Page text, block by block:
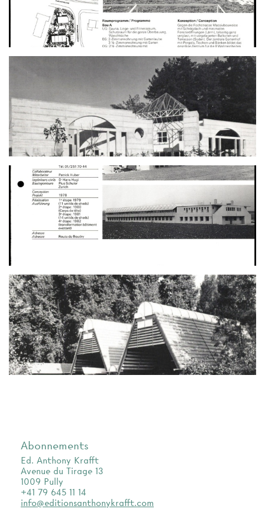
Abonnements
Ed. Anthony Krafft
Avenue du Tirage 13
1009 Pully
+41 79 645 11 14
info@editionsanthonykrafft.com